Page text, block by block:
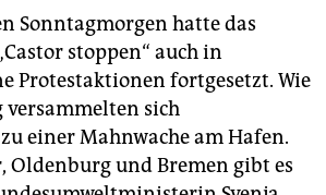
Sonntagmorgen hatte das
stoppen“ auch in
Protestaktionen fortgesetzt. Wie
versammelten sich
einer Mahnwache am Hafen.
Oldenburg und Bremen gibt es